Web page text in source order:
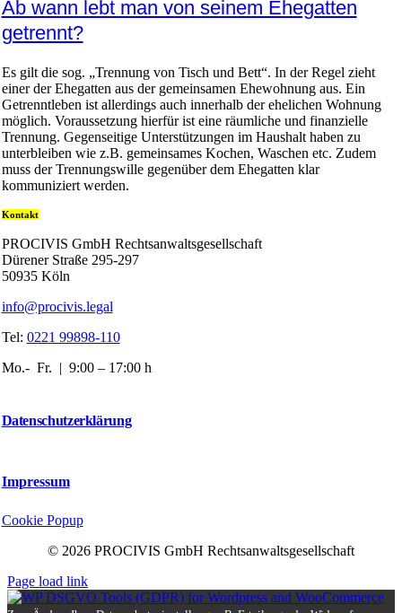
Ab wann lebt man von seinem Ehegatten
getrennt?
Es gilt die sog. „Trennung von Tisch und Bett“. In der Regel zieht
einer der Ehegatten aus der gemeinsamen Ehewohnung aus. Ein
Getrenntleben ist allerdings auch innerhalb der ehelichen Wohnung
möglich. Voraussetzung hierfür ist eine räumliche und finanzielle
Trennung. Gegenseitige Unterstützungen im Haushalt haben zu
unterbleiben wie z.B. gemeinsames Kochen, Waschen etc. Zudem
muss der Trennungswille gegenüber dem Ehegatten klar
kommuniziert werden.
Kontakt
PROCIVIS GmbH Rechtsanwaltsgesellschaft
Dürener Straße 295-297
50935 Köln
info@procivis.legal
Tel: 0221 99898-110
Mo.- Fr. | 9:00 – 17:00 h
Datenschutzerklärung
Impressum
Cookie Popup
© 2026 PROCIVIS GmbH Rechtsanwaltsgesellschaft
Page load link